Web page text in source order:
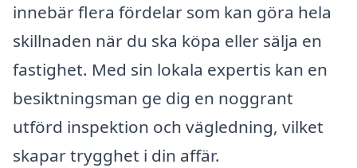
innebär flera fördelar som kan göra hela
skillnaden när du ska köpa eller sälja en
fastighet. Med sin lokala expertis kan en
besiktningsman ge dig en noggrant
utförd inspektion och vägledning, vilket
skapar trygghet i din affär.